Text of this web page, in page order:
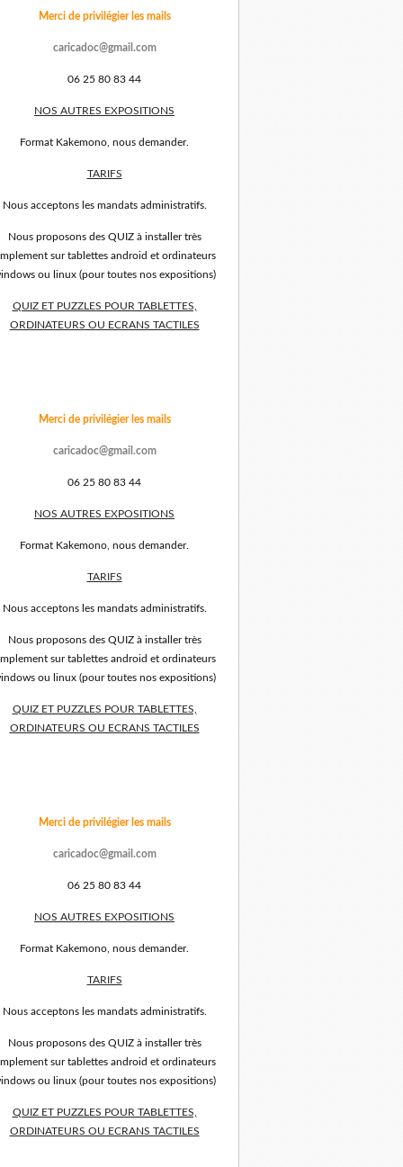
Merci de privilégier les mails
caricadoc@gmail.com
06 25 80 83 44
NOS AUTRES EXPOSITIONS
Format Kakemono, nous demander.
TARIFS
Nous acceptons les mandats administratifs.
Nous proposons des QUIZ à installer très
sur tablettes android et ordinateurs
ou linux (pour toutes nos expositions)
QUIZ ET PUZZLES POUR TABLETTES,
ORDINATEURS OU ECRANS TACTILES
Merci de privilégier les mails
caricadoc@gmail.com
06 25 80 83 44
NOS AUTRES EXPOSITIONS
Format Kakemono, nous demander.
TARIFS
Nous acceptons les mandats administratifs.
Nous proposons des QUIZ à installer très
sur tablettes android et ordinateurs
ou linux (pour toutes nos expositions)
QUIZ ET PUZZLES POUR TABLETTES,
ORDINATEURS OU ECRANS TACTILES
Merci de privilégier les mails
caricadoc@gmail.com
06 25 80 83 44
NOS AUTRES EXPOSITIONS
Format Kakemono, nous demander.
TARIFS
Nous acceptons les mandats administratifs.
Nous proposons des QUIZ à installer très
sur tablettes android et ordinateurs
ou linux (pour toutes nos expositions)
QUIZ ET PUZZLES POUR TABLETTES,
ORDINATEURS OU ECRANS TACTILES